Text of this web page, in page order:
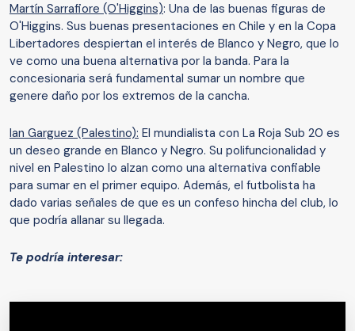
Martín Sarrafiore (O'Higgins): Una de las buenas figuras de
O'Higgins. Sus buenas presentaciones en Chile y en la Copa
Libertadores despiertan el interés de Blanco y Negro, que lo
ve como una buena alternativa por la banda. Para la
concesionaria será fundamental sumar un nombre que
genere daño por los extremos de la cancha.
Ian Garguez (Palestino): El mundialista con La Roja Sub 20 es
un deseo grande en Blanco y Negro. Su polifuncionalidad y
nivel en Palestino lo alzan como una alternativa confiable
para sumar en el primer equipo. Además, el futbolista ha
dado varias señales de que es un confeso hincha del club, lo
que podría allanar su llegada.
Te podría interesar: